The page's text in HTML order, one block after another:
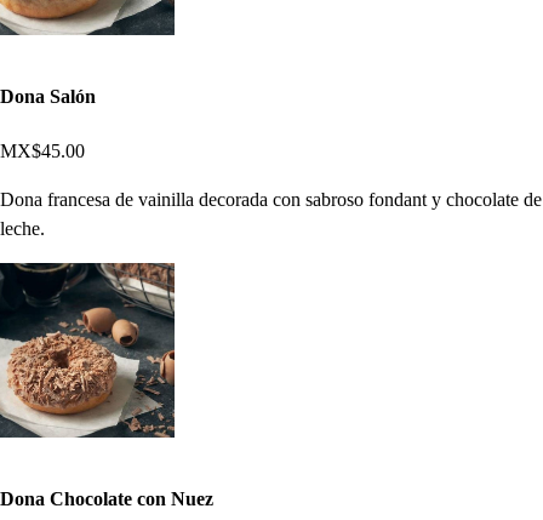
Dona Salón
MX$45.00
Dona francesa de vainilla decorada con sabroso fondant y chocolate de
leche.
Dona Chocolate con Nuez